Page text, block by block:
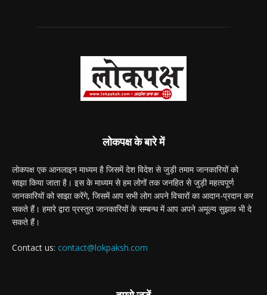
लोकपक्ष के बारे में
लोकपक्ष एक आनलाइन माध्यम है जिसमें देश विदेश से जुड़ी तमाम जानकारियों को
साझा किया जाता है। इस के माध्यम से हम लोगों तक जनहित से जुड़ी महत्वपूर्ण
जानकारियों को साझा करेंगे, जिसमें आप सभी लोग अपने विचारों का आदान-प्रदान कर
सकते हैं। हमारे द्वारा प्रस्तुत जानकारियों के सम्बन्ध में आप अपने अमूल्य सुझाव भी दे
सकते हैं।
Contact us: contact@lokpaksh.com